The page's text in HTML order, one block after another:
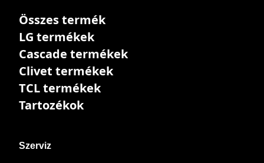
Összes termék
LG termékek
Cascade termékek
Clivet termékek
TCL termékek
Tartozékok
Szerviz